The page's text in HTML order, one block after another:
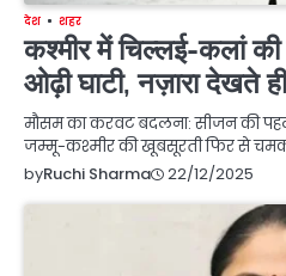
देश शहर
कश्मीर में चिल्लई-कलां
ओढ़ी घाटी, नज़ारा देखते
मौसम का करवट बदलना: सीजन की
जम्मू-कश्मीर की खूबसूरती फिर से चमक
byRuchi Sharma 22/12/2025